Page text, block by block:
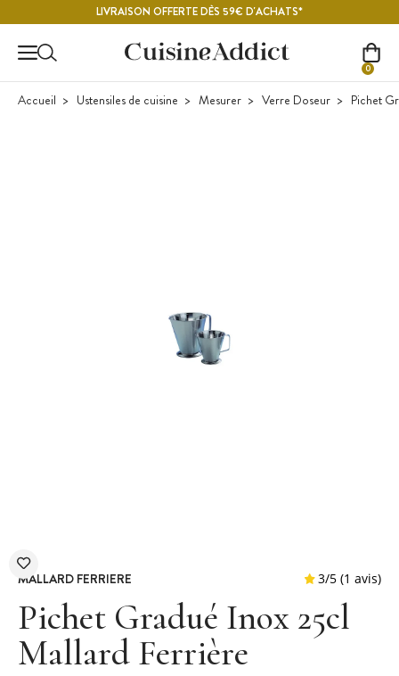
LIVRAISON OFFERTE DÈS 59€ D'ACHATS*
0
Accueil Ustensiles de cuisine Mesurer Verre Doseur Pichet
MALLARD FERRIERE
Pichet Gradué Inox 25cl
Mallard Ferrière